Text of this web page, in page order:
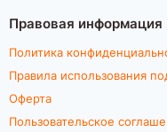
Правовая информация
Политика
Правила использования
Оферта
Пользовательское